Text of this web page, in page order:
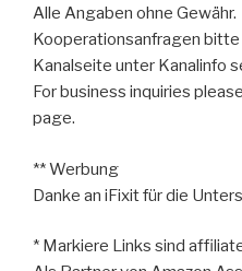
Alle Angaben ohne Gewähr.
Kooperationsanfragen bitte
Kanalseite unter Kanalinfo
For business inquiries
page.
** Werbung
Danke an iFixit für die
* Markiere Links sind